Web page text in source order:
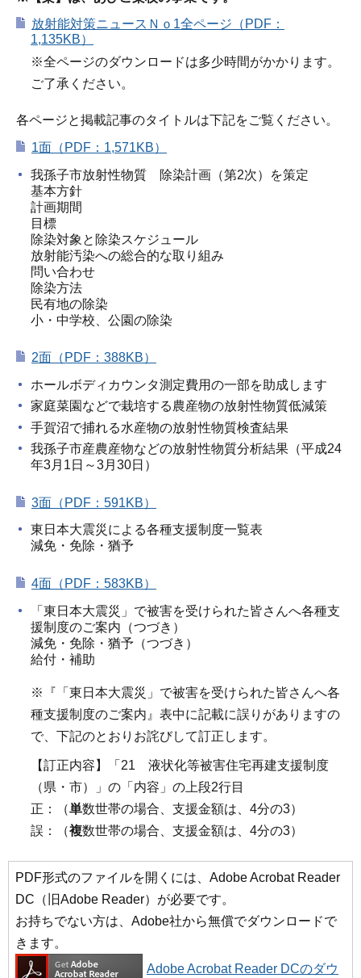
放射能対策ニュースＮｏ1全ページ（PDF：
1,135KB）
※全ページのダウンロードは多少時間がかかります。
ご了承ください。
各ページと掲載記事のタイトルは下記をご覧ください。
1面（PDF：1,571KB）
我孫子市放射性物質 除染計画（第2次）を策定
基本方針
計画期間
目標
除染対象と除染スケジュール
放射能汚染への総合的な取り組み
問い合わせ
除染方法
民有地の除染
小・中学校、公園の除染
2面（PDF：388KB）
ホールボディカウンタ測定費用の一部を助成します
家庭菜園などで栽培する農産物の放射性物質低減策
手賀沼で捕れる水産物の放射性物質検査結果
我孫子市産農産物などの放射性物質分析結果（平成24
年3月1日～3月30日）
3面（PDF：591KB）
東日本大震災による各種支援制度一覧表
減免・免除・猶予
4面（PDF：583KB）
「東日本大震災」で被害を受けられた皆さんへ各種支
援制度のご案内（つづき）
減免・免除・猶予（つづき）
給付・補助
※『「東日本大震災」で被害を受けられた皆さんへ各
種支援制度のご案内』表中に記載に誤りがありますの
で、下記のとおりお詫びして訂正します。
【訂正内容】「21 液状化等被害住宅再建支援制度
（県・市）」の「内容」の上段2行目
正：（単数世帯の場合、支援金額は、4分の3）
誤：（複数世帯の場合、支援金額は、4分の3）
PDF形式のファイルを開くには、Adobe Acrobat Reader
DC（旧Adobe Reader）が必要です。
お持ちでない方は、Adobe社から無償でダウンロードで
きます。
Adobe Acrobat Reader DCのダウ